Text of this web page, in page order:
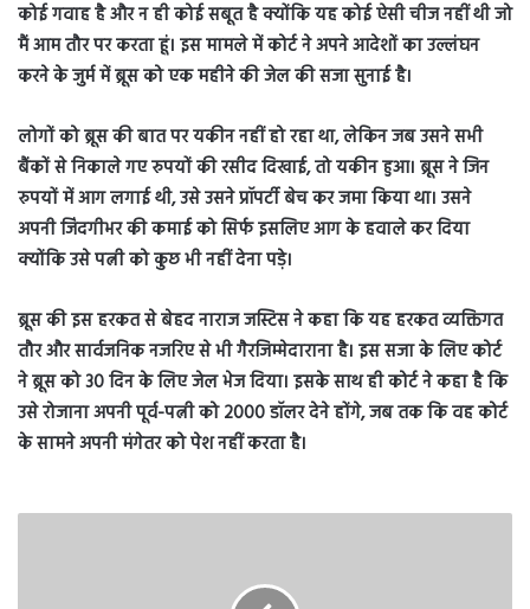
कोई गवाह है और न ही कोई सबूत है क्योंकि यह कोई ऐसी चीज नहीं थी जो
मैं आम तौर पर करता हूं। इस मामले में कोर्ट ने अपने आदेशों का उल्लंघन
करने के जुर्म में ब्रूस को एक महीने की जेल की सजा सुनाई है।
लोगों को ब्रूस की बात पर यकीन नहीं हो रहा था, लेकिन जब उसने सभी
बैंकों से निकाले गए रुपयों की रसीद दिखाई, तो यकीन हुआ। ब्रूस ने जिन
रुपयों में आग लगाई थी, उसे उसने प्रॉपर्टी बेच कर जमा किया था। उसने
अपनी जिंदगीभर की कमाई को सिर्फ इसलिए आग के हवाले कर दिया
क्योंकि उसे पत्नी को कुछ भी नहीं देना पड़े।
ब्रूस की इस हरकत से बेहद नाराज जस्टिस ने कहा कि यह हरकत व्यक्तिगत
तौर और सार्वजनिक नजरिए से भी गैरजिम्मेदाराना है। इस सजा के लिए कोर्ट
ने ब्रूस को 30 दिन के लिए जेल भेज दिया। इसके साथ ही कोर्ट ने कहा है कि
उसे रोजाना अपनी पूर्व-पत्नी को 2000 डॉलर देने होंगे, जब तक कि वह कोर्ट
के सामने अपनी मंगेतर को पेश नहीं करता है।